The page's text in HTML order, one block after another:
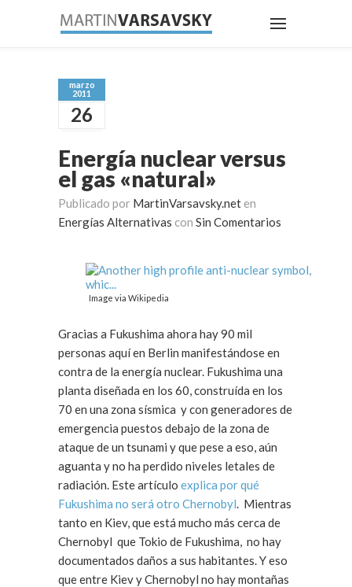
marzo
2011
26
Energía nuclear versus
el gas «natural»
Publicado por MartinVarsavsky.net en
Energías Alternativas con Sin Comentarios
Image via Wikipedia
Gracias a Fukushima ahora hay 90 mil
personas aquí en Berlin manifestándose en
contra de la energía nuclear. Fukushima una
planta diseñada en los 60, construída en los
70 en una zona sísmica y con generadores de
emergencia puestos debajo de la zona de
ataque de un tsunami y que pese a eso, aún
aguanta y no ha perdido niveles letales de
radiación. Este artículo explica por qué
Fukushima no será otro Chernobyl. Mientras
tanto en Kiev, que está mucho más cerca de
Chernobyl que Tokio de Fukushima, no hay
documentados daños a sus habitantes. Y eso
que entre Kiev y Chernobyl no hay montañas